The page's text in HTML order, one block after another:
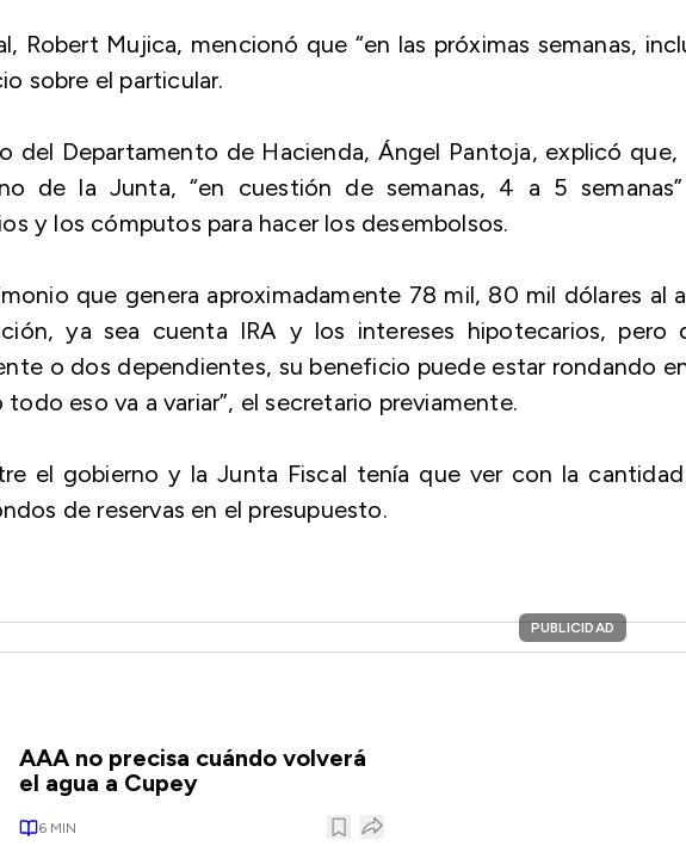
Robert Mujica, mencionó que “en las próximas semanas,
sobre el particular.
del Departamento de Hacienda, Ángel Pantoja, explicó que,
de la Junta, “en cuestión de semanas, 4 a 5
y los cómputos para hacer los desembolsos.
que genera aproximadamente 78 mil, 80 mil dólares al
ya sea cuenta IRA y los intereses hipotecarios, pero
o dos dependientes, su beneficio puede estar rondando
eso va a variar”, el secretario previamente.
el gobierno y la Junta Fiscal tenía que ver con la
de reservas en el presupuesto.
PUBLICIDAD
AAA no precisa cuándo volverá
el agua a Cupey
6 MIN